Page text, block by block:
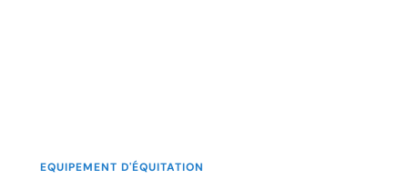
EQUIPEMENT D'ÉQUITATION